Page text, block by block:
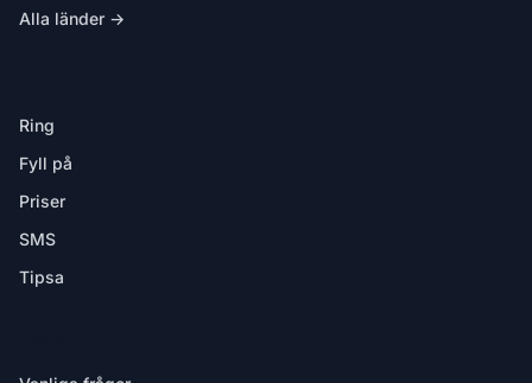
Alla länder →
Ring
Fyll på
Priser
SMS
Tipsa